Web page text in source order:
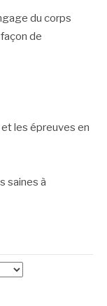
du corps
de
les épreuves en
saines à